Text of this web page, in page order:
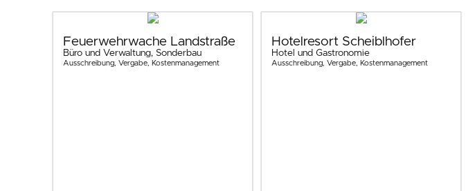
Feuerwehrwache Landstraße
Büro und Verwaltung, Sonderbau
Ausschreibung, Vergabe, Kostenmanagement
Hotelresort Scheiblhofer
Hotel und Gastronomie
Ausschreibung, Vergabe, Kostenmanagement